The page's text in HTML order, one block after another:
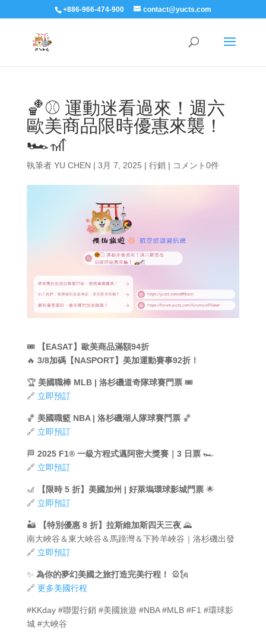
+886-966-474-900 contact@yucts.com
🏀⚾ 運動迷看過來！週六
歐美商品限時優惠來襲！
🏎️🎢
執筆者 YU CHEN | 3月 7, 2025 | 行銷| コメント0件
🎟️
【EASAT】歐美商品滿額94折
🔥 3/8加碼【NASPORT】美加運動賽事92折！
🏆 美國職棒 MLB | 洛杉磯道奇隊球賽門票🎟️
🔗 立即預訂
🏀 美國職籃 NBA | 洛杉磯湖人隊球賽門票🏀
🔗 立即預訂
🏁 2025 F1® 一級方程式邁阿密大獎賽｜3 日票🏎️
🔗 立即預訂
🎢 【限時 5 折】美國加州 | 好萊塢環球影城門票🌟
🔗 立即預訂
🏜️ 【特別優惠 8 折】拉斯維加斯四天三夜🌄
南大峽谷＆東大峽谷＆馬蹄灣＆下羚羊峽谷｜洛杉磯出發
🔗 立即預訂
✨ 為你的夢幻美國之旅打造完美行程！
🎡🗽
🔗 更多美國行程
#KKday #聯盟行銷 #美國旅遊 #NBA #MLB #F1 #環球影
城 #大峽谷